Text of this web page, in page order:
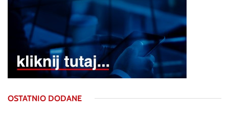
OSTATNIO DODANE